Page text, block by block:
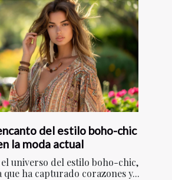
del estilo boho-chic
la moda actual
el universo del estilo boho-chic,
ha capturado corazones y...